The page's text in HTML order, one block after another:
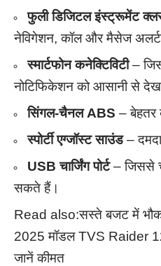
फुली डिजिटल इंस्ट्रूमेंट
नेविगेशन, कॉल और मैसेज
स्मार्टफोन कनेक्टिविटी–
नोटिफिकेशन को आसानी से
सिंगल-चैनल ABS – बेहतर
स्पोर्टी एग्जॉस्ट साउंड–
USB चार्जिंग पोर्ट– जिससे
सकते हैं।
Read also:सस्ते बजट में
2025 मॉडल TVS Raider
जानें कीमत